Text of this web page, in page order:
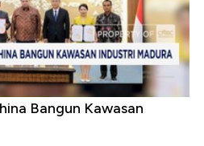
Bangun Kawasan